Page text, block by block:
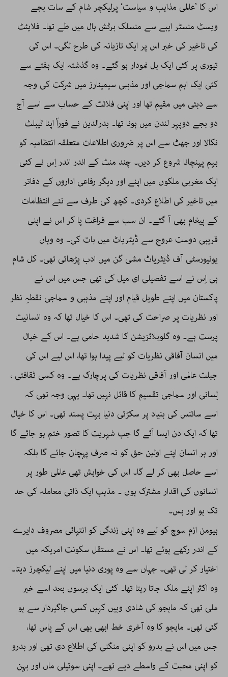
اس کا ’عالمی مذاہب و سیاست‘ پرلیکچر شام کے سات بجے
ویسٹ منسٹر ایبے سے منسلک برٹش ہال میں طے تھا۔ فلایئٹ
کی تاخیر کی خبر اس پر ایک تازیانہ کی طرح لگی۔ اس کی
تیوری پر کئی ایک بل نمودار ہو گئے۔ وہ گذشتہ ایک ہفتے سے
کئی ایک اہم سماجی اور مذہبی سیمینارز میں شرکت کی وجہ
سے دبئی میں مقیم تھا اور اپنی فلائٹ کے حساب سے اسے آج
دو بجے دوپہر لندن میں ہونا تھا۔ بدرالدین نے فوراً اپنا ٹیبلٹ
نکالا اور جھٹ سے اس پر ضروری اطلاعات متعلقہ انتظامیہ کو
بہم پہنچانا شروع کر دیں۔ چند منٹ کے اندر اندر اِس نے کئی
ایک مغربی ملکوں میں اپنے اور دیگر رفاعی اداروں کے دفاتر
میں تاخیر کی اطلاع کردی۔ کچھ کی طرف سے نئے انتظامات
کے پیغام بھی آ گئے۔ ان سب سے فراغت پا کر اس نے اپنی
قریبی دوست عروج سے ڈیٹریاٹ میں بات کی۔ وہ وہاں
یونیورسٹی آف ڈیٹریاٹ مشی گن میں ادب پڑھاتی تھی۔ کل شام
ہی اِس نے اسے تفصیلی ای میل کی تھی جس میں اس نے
پاکستان میں اپنے طویل قیام اور اپنے مذہبی و سماجی نقطہِ نظر
اور نظریات پر صراحت کی تھی۔ اس کا خیال تھا کہ وہ انسانیت
پرست ہے۔ وہ گلوبلائزیشن کا شدید حامی ہے۔ اس کے خیال
میں انسان آفاقی نظریات کو لیے پیدا ہوا تھا، اس لیے اس کی
جبلت عالمی اور آفاقی نظریات کی پرچارک ہے۔ وہ کسی ثقافتی ،
لِسانی اور سماجی تقسیم کا قائل نہیں تھا۔ یہی وجہ تھی کہ
اسے سائنس کی بنیاد پر سکڑتی دنیا بہت پسند تھی۔ اس کا خیال
تھا کہ ایک دن ایسا آئے گا جب شہریت کا تصور ختم ہو جائے گا
اور ہر انسان اپنے اولین حق کو نہ صرف پہچان جائے گا بلکہ
اسے حاصل بھی کر لے گا۔ اس کی خواہش تھی عالمی طور پر
انسانوں کی اقدار مشترک ہوں ۔ مذہب ایک ذاتی معاملہ کی حد
تک ہو اور بس۔
ہیومن ازم سوچ کو لیے وہ اپنی زندگی کو انتہائی مصروف دایرے
کے اندر رکھے ہوئے تھا۔ اس نے مستقل سکونت امریکہ میں
اختیار کر لی تھی۔ جہاں سے وہ پوری دنیا میں اپنے لیکچرز دیتا۔
وہ اکثر اپنے ملک جاتا رہتا تھا۔ کئی ایک برسوں بعد اسے خبر
ملی تھی کہ ماہجو کی شادی وہیں کہیں کسی جاگیردار سے ہو
گئی تھی۔ ماہجو کا وہ آخری خط ابھی بھی اس کے پاس تھا،
جس میں اس نے بدرو کو اپنی منگنی کی اطلاع دی تھی اور بدرو
کو اپنی محبت کے واسطے دیے تھے۔ اپنی سوتیلی ماں اور بہن